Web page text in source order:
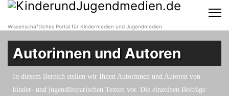
Wissenschaftliches Portal für Kindermedien und Jugendmedien
Autorinnen und Autoren
In diesem Bereich stellen wir Ihnen Autorinnen und Autoren von
kinder- und jugendliterarischen Texten vor. Die einzelnen Beiträge